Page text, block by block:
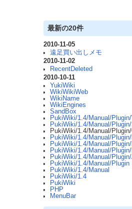
最新の20件
2010-11-05
遠足買い出しメモ
2010-11-02
RecentDeleted
2010-10-11
YukiWiki
WikiWikiWeb
WikiName
WikiEngines
SandBox
PukiWiki/1.4/Manual/
PukiWiki/1.4/Manual/
PukiWiki/1.4/Manual/
PukiWiki/1.4/Manual/Plugin/
PukiWiki/1.4/Manual/
PukiWiki/1.4/Manual/
PukiWiki/1.4/Manual/
PukiWiki/1.4/Manual/Plugin
PukiWiki/1.4/Manual
PukiWiki/1.4
PukiWiki
PHP
MenuBar